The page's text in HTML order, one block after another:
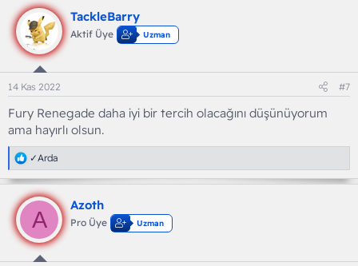
k
i
l
e
r
:
TackleBarry
Aktif Üye Uzman
14 Kas 2022 #7
Fury Renegade daha iyi bir tercih olacağını düşünüyorum
ama hayırlı olsun.
T
e
p
k
e
r
:
✓Arda
A
Azoth
Pro Üye Uzman